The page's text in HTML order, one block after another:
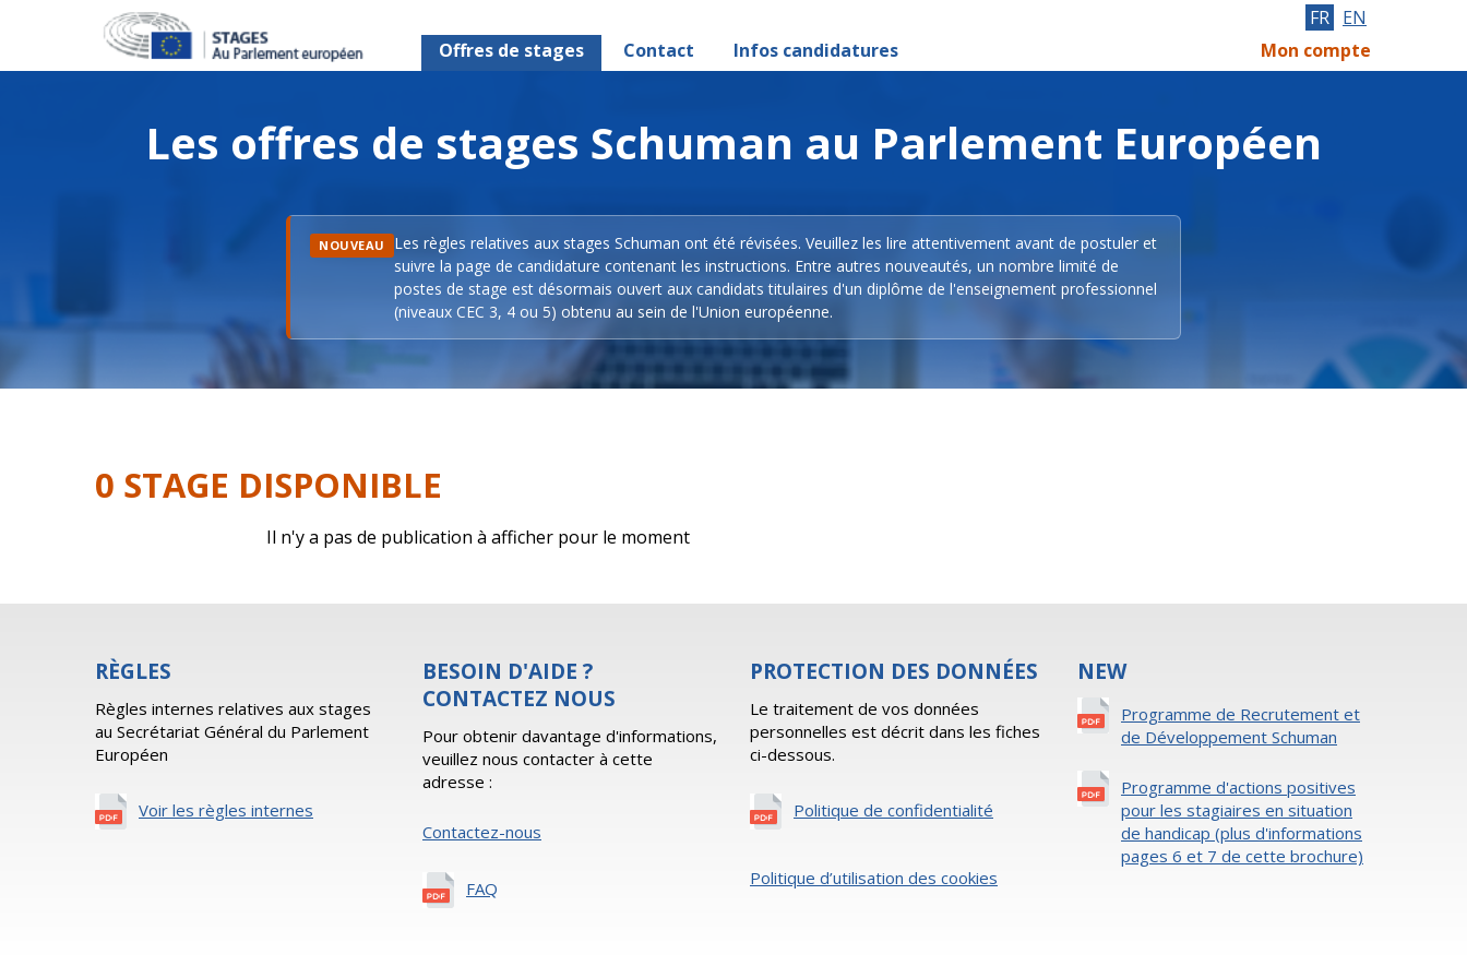
Offres de stages Contact Infos candidatures
FR EN
Mon compte
Les offres de stages Schuman au Parlement Européen
NOUVEAU
Les règles relatives aux stages Schuman ont été révisées. Veuillez les lire attentivement avant de postuler et
suivre la page de candidature contenant les instructions. Entre autres nouveautés, un nombre limité de
postes de stage est désormais ouvert aux candidats titulaires d'un diplôme de l'enseignement professionnel
(niveaux CEC 3, 4 ou 5) obtenu au sein de l'Union européenne.
0 STAGE DISPONIBLE
Il n'y a pas de publication à afficher pour le moment
RÈGLES
Règles internes relatives aux stages
au Secrétariat Général du Parlement
Européen
Voir les règles internes
BESOIN D'AIDE ?
CONTACTEZ NOUS
Pour obtenir davantage d'informations,
veuillez nous contacter à cette
adresse :
Contactez-nous
FAQ
PROTECTION DES DONNÉES
Le traitement de vos données
personnelles est décrit dans les fiches
ci-dessous.
Politique de confidentialité
Politique d’utilisation des cookies
NEW
Programme de Recrutement et
de Développement Schuman
Programme d'actions positives
pour les stagiaires en situation
de handicap (plus d'informations
pages 6 et 7 de cette brochure)